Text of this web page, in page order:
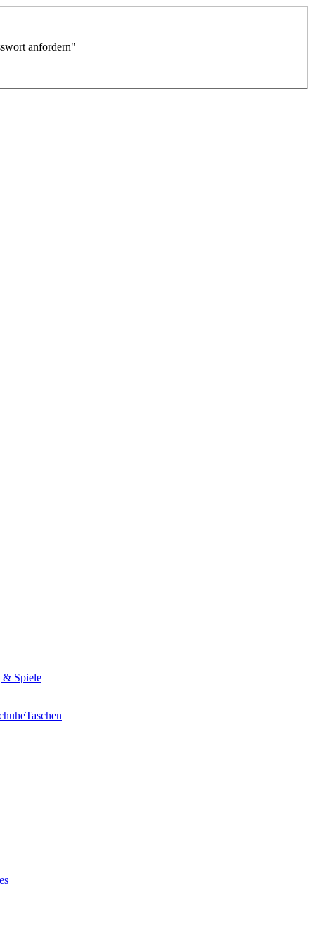
anfordern"
& Spiele
Taschen